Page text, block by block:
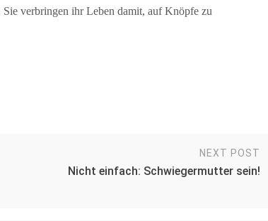
verbringen ihr Leben damit, auf Knöpfe zu
NEXT POST
Nicht einfach: Schwiegermutter sein!